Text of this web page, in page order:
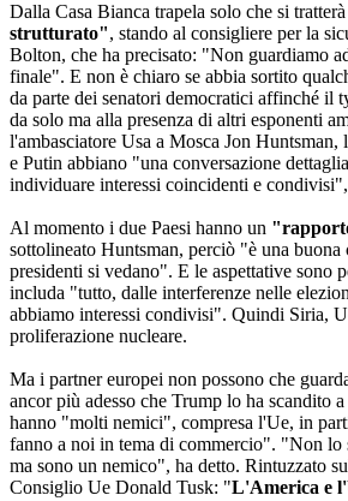
Dalla Casa Bianca trapela solo che si
strutturato", stando al consigliere per la
Bolton, che ha precisato: "Non guardiamo
finale". E non è chiaro se abbia sortito
da parte dei senatori democratici affinché il
da solo ma alla presenza di altri esponenti
l'ambasciatore Usa a Mosca Jon Huntsman,
e Putin abbiano "una conversazione
individuare interessi coincidenti e
Al momento i due Paesi hanno un
sottolineato Huntsman, perciò "è una buona
presidenti si vedano". E le aspettative sono
includa "tutto, dalle interferenze nelle
abbiamo interessi condivisi". Quindi Siria,
proliferazione nucleare.
Ma i partner europei non possono che
ancor più adesso che Trump lo ha scandito
hanno "molti nemici", compresa l'Ue, in
fanno a noi in tema di commercio". "Non lo
ma sono un nemico", ha detto. Rintuzzato
Consiglio Ue Donald Tusk: "L'America e